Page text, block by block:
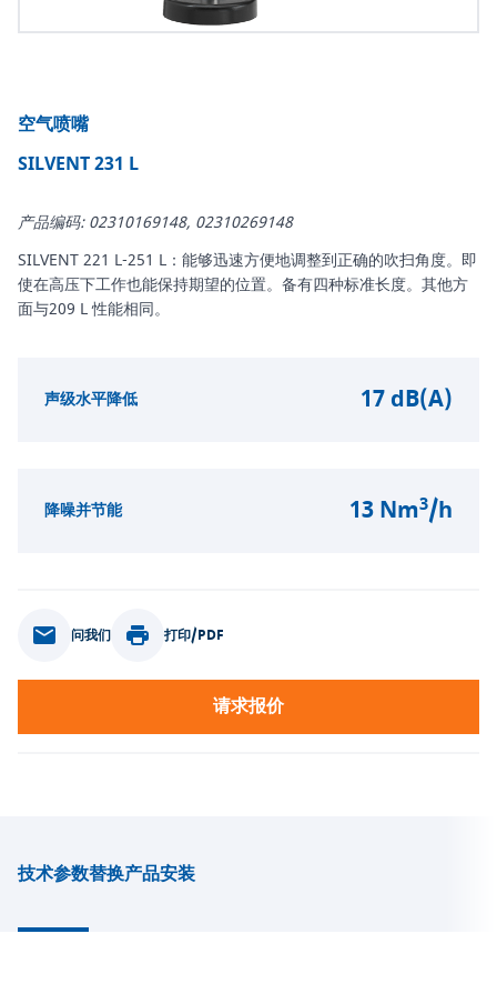
空气喷嘴
SILVENT 231 L
产品编码: 02310169148, 02310269148
SILVENT 221 L-251 L：能够迅速方便地调整到正确的吹扫角度。即
使在高压下工作也能保持期望的位置。备有四种标准长度。其他方
面与209 L 性能相同。
声级水平降低 17 dB(A)
降噪并节能 13 Nm3/h
问我们 打印/PDF
请求报价
技术参数替换产品安装